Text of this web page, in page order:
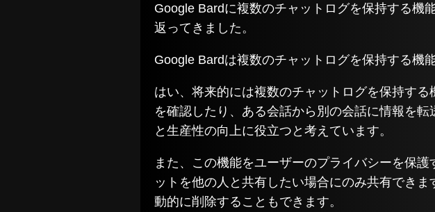
Google Bardに複数のチャットログを保持する機
返ってきました。
Google Bardは複数のチャットログを保持する機
はい、将来的には複数のチャットログを保持す
を確認したり、ある会話から別の会話に情報を
と生産性の向上に役立つと考えています。
また、この機能をユーザーのプライバシーを保
ットを他の人と共有したい場合にのみ共有でき
動的に削除することもできます。